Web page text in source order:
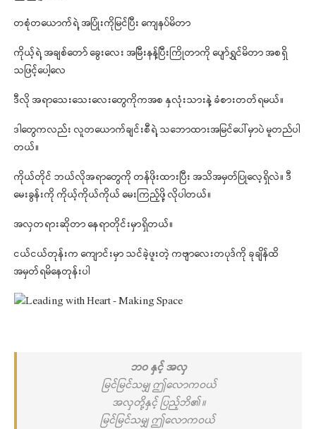
တစုံတယောက်ရဲ့ အပြုံးကိုမြင်ပြီး ကျေနပ်မိတာ
ကိုယ့်ရဲ့ အချစ်တော် ခွေးလေး အမြီးနန့်ပြီးကြိုတာကို ပျော်ရွှင်မိတာ အစရှိ
သဖြင့်ပေါ့လေ
ဒီလို အရာသေးသေးလေးတွေကိုကအစ နှလုံးသားနဲ့ ခံစားတတ်ရမယ်။
ဒါတွေကလည်း လူတယောက်ချင်းစီရဲ့ သဘောထားအမြင်ပေါ်မှာပဲ မူတည်ပါ
တယ်။
ကိုယ်တိုင် ဘယ်လိုအရာတွေကို တန်ဖိုးထားပြီး အသိအမှတ်ပြုလေ့ရှိလဲ။ ဒီ
မေးခွန်းကို ကိုယ့်ကိုယ်ကိုယ် မေးကြည့်ဖို့ လိုပါတယ်။
အလှတရားဆိုတာ နေရာတိုင်းမှာရှိတယ်။
ငယ်ငယ်တုန်းက ကျောင်းမှာ သင်ခဲ့ဖူးတဲ့ ကဗျာလေးတပုဒ်ကို ခုချိန်ထိ
အမှတ်ရမိနေတုန်းပါ
ဘဝ နှင့် အလှ
မြင်မြင်သမျှ ဤလောကဝယ်
အလှတို့နှင့် ပြည့်ဘိ၏။
မြင်မြင်သမျှ ဤလောကဝယ်